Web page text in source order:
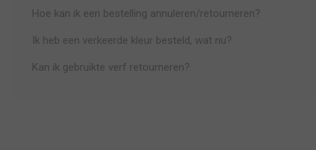
Hoe kan ik een bestelling annuleren/retourneren?
Ik heb een verkeerde kleur besteld, wat nu?
Kan ik gebruikte verf retourneren?